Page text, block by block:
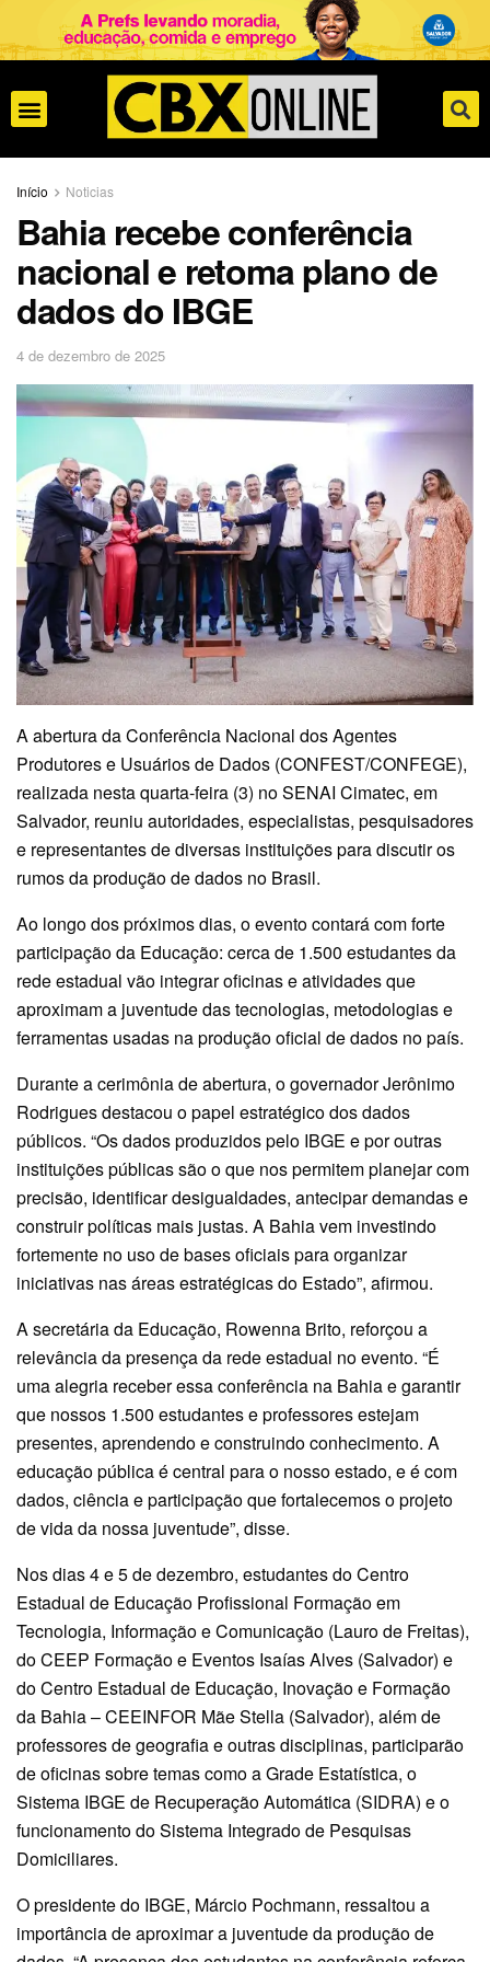
Início Noticias
Bahia recebe conferência
nacional e retoma plano de
dados do IBGE
4 de dezembro de 2025
A abertura da Conferência Nacional dos Agentes
Produtores e Usuários de Dados (CONFEST/CONFEGE),
realizada nesta quarta-feira (3) no SENAI Cimatec, em
Salvador, reuniu autoridades, especialistas, pesquisadores
e representantes de diversas instituições para discutir os
rumos da produção de dados no Brasil.
Ao longo dos próximos dias, o evento contará com forte
participação da Educação: cerca de 1.500 estudantes da
rede estadual vão integrar oficinas e atividades que
aproximam a juventude das tecnologias, metodologias e
ferramentas usadas na produção oficial de dados no país.
Durante a cerimônia de abertura, o governador Jerônimo
Rodrigues destacou o papel estratégico dos dados
públicos. “Os dados produzidos pelo IBGE e por outras
instituições públicas são o que nos permitem planejar com
precisão, identificar desigualdades, antecipar demandas e
construir políticas mais justas. A Bahia vem investindo
fortemente no uso de bases oficiais para organizar
iniciativas nas áreas estratégicas do Estado”, afirmou.
A secretária da Educação, Rowenna Brito, reforçou a
relevância da presença da rede estadual no evento. “É
uma alegria receber essa conferência na Bahia e garantir
que nossos 1.500 estudantes e professores estejam
presentes, aprendendo e construindo conhecimento. A
educação pública é central para o nosso estado, e é com
dados, ciência e participação que fortalecemos o projeto
de vida da nossa juventude”, disse.
Nos dias 4 e 5 de dezembro, estudantes do Centro
Estadual de Educação Profissional Formação em
Tecnologia, Informação e Comunicação (Lauro de Freitas),
do CEEP Formação e Eventos Isaías Alves (Salvador) e
do Centro Estadual de Educação, Inovação e Formação
da Bahia – CEEINFOR Mãe Stella (Salvador), além de
professores de geografia e outras disciplinas, participarão
de oficinas sobre temas como a Grade Estatística, o
Sistema IBGE de Recuperação Automática (SIDRA) e o
funcionamento do Sistema Integrado de Pesquisas
Domiciliares.
O presidente do IBGE, Márcio Pochmann, ressaltou a
importância de aproximar a juventude da produção de